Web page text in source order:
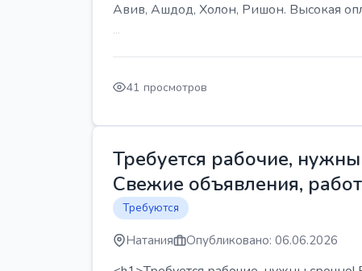
Авив, Ашдод, Холон, Ришон. Высокая
...
41 просмотров
Требуется рабочие,
Свежие объявления,
Требуются
Натания Опубликовано: 06.06.2026